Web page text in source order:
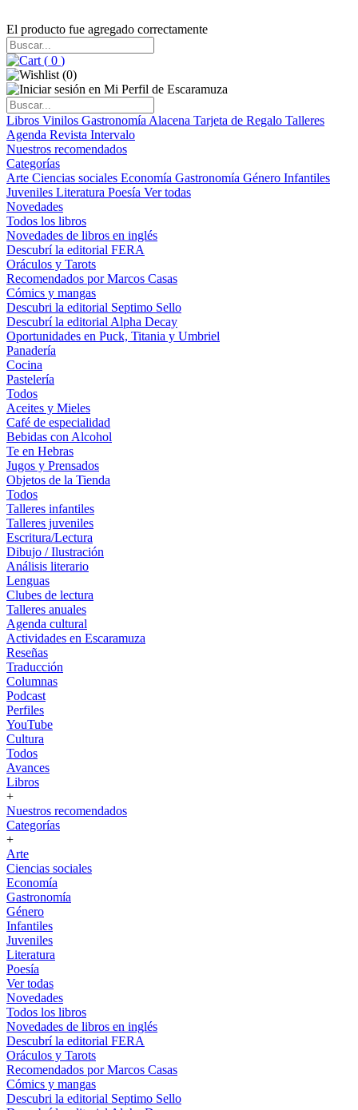
El producto fue agregado correctamente
( 0 )
(0)
Libros Vinilos Gastronomía Alacena Tarjeta de Regalo Talleres
Agenda Revista Intervalo
Nuestros recomendados
Categorías
Arte Ciencias sociales Economía Gastronomía Género Infantiles
Juveniles Literatura Poesía Ver todas
Novedades
Todos los libros
Novedades de libros en inglés
Descubrí la editorial FERA
Oráculos y Tarots
Recomendados por Marcos Casas
Cómics y mangas
Descubri la editorial Septimo Sello
Descubrí la editorial Alpha Decay
Oportunidades en Puck, Titania y Umbriel
Panadería
Cocina
Pastelería
Todos
Aceites y Mieles
Café de especialidad
Bebidas con Alcohol
Te en Hebras
Jugos y Prensados
Objetos de la Tienda
Todos
Talleres infantiles
Talleres juveniles
Escritura/Lectura
Dibujo / Ilustración
Análisis literario
Lenguas
Clubes de lectura
Talleres anuales
Agenda cultural
Actividades en Escaramuza
Reseñas
Traducción
Columnas
Podcast
Perfiles
YouTube
Cultura
Todos
Avances
Libros
+
Nuestros recomendados
Categorías
+
Arte
Ciencias sociales
Economía
Gastronomía
Género
Infantiles
Juveniles
Literatura
Poesía
Ver todas
Novedades
Todos los libros
Novedades de libros en inglés
Descubrí la editorial FERA
Oráculos y Tarots
Recomendados por Marcos Casas
Cómics y mangas
Descubri la editorial Septimo Sello